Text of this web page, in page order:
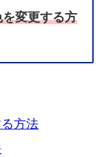
変更する方
方法